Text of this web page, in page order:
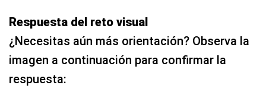
Respuesta del reto visual
¿Necesitas aún más orientación? Observa la
imagen a continuación para confirmar la
respuesta: